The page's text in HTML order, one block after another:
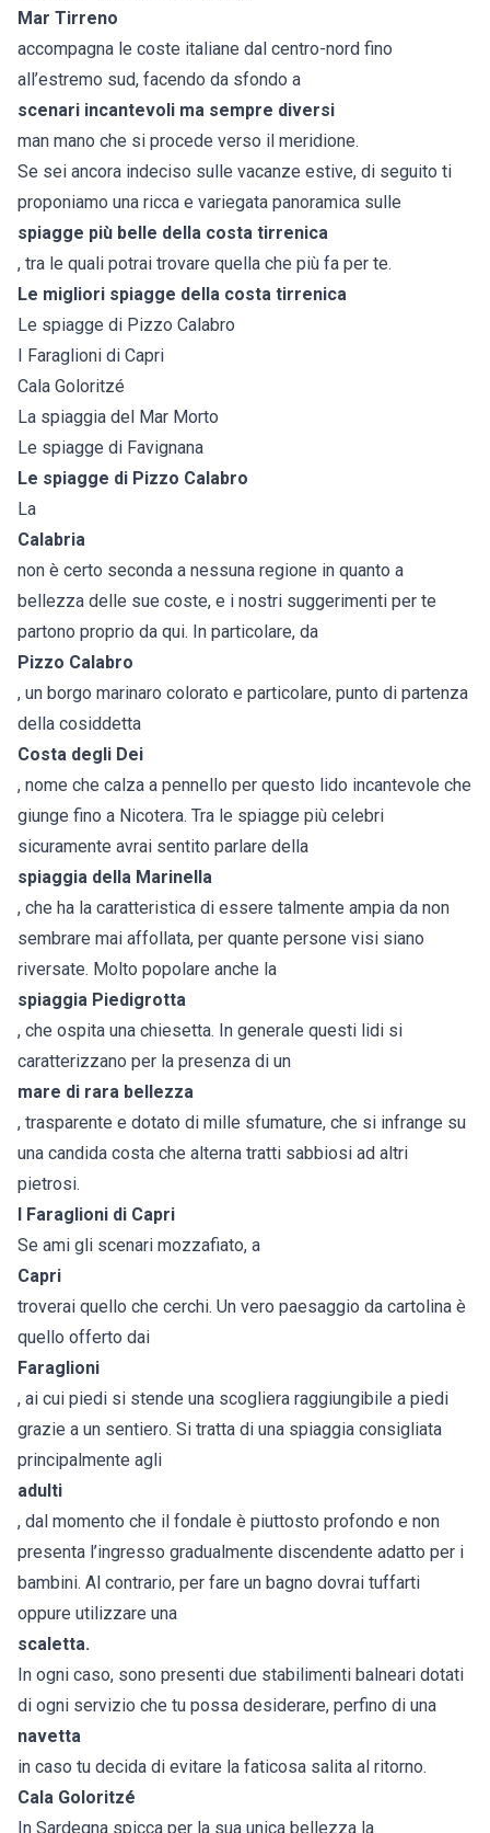
Mar Tirreno
accompagna le coste italiane dal centro-nord fino
all’estremo sud, facendo da sfondo a
scenari incantevoli ma sempre diversi
man mano che si procede verso il meridione.
Se sei ancora indeciso sulle vacanze estive, di seguito ti
proponiamo una ricca e variegata panoramica sulle
spiagge più belle della costa tirrenica
, tra le quali potrai trovare quella che più fa per te.
Le migliori spiagge della costa tirrenica
Le spiagge di Pizzo Calabro
I Faraglioni di Capri
Cala Goloritzé
La spiaggia del Mar Morto
Le spiagge di Favignana
Le spiagge di Pizzo Calabro
La
Calabria
non è certo seconda a nessuna regione in quanto a
bellezza delle sue coste, e i nostri suggerimenti per te
partono proprio da qui. In particolare, da
Pizzo Calabro
, un borgo marinaro colorato e particolare, punto di partenza
della cosiddetta
Costa degli Dei
, nome che calza a pennello per questo lido incantevole che
giunge fino a Nicotera. Tra le spiagge più celebri
sicuramente avrai sentito parlare della
spiaggia della Marinella
, che ha la caratteristica di essere talmente ampia da non
sembrare mai affollata, per quante persone visi siano
riversate. Molto popolare anche la
spiaggia Piedigrotta
, che ospita una chiesetta. In generale questi lidi si
caratterizzano per la presenza di un
mare di rara bellezza
, trasparente e dotato di mille sfumature, che si infrange su
una candida costa che alterna tratti sabbiosi ad altri
pietrosi.
I Faraglioni di Capri
Se ami gli scenari mozzafiato, a
Capri
troverai quello che cerchi. Un vero paesaggio da cartolina è
quello offerto dai
Faraglioni
, ai cui piedi si stende una scogliera raggiungibile a piedi
grazie a un sentiero. Si tratta di una spiaggia consigliata
principalmente agli
adulti
, dal momento che il fondale è piuttosto profondo e non
presenta l’ingresso gradualmente discendente adatto per i
bambini. Al contrario, per fare un bagno dovrai tuffarti
oppure utilizzare una
scaletta.
In ogni caso, sono presenti due stabilimenti balneari dotati
di ogni servizio che tu possa desiderare, perfino di una
navetta
in caso tu decida di evitare la faticosa salita al ritorno.
Cala Goloritzé
In Sardegna spicca per la sua unica bellezza la